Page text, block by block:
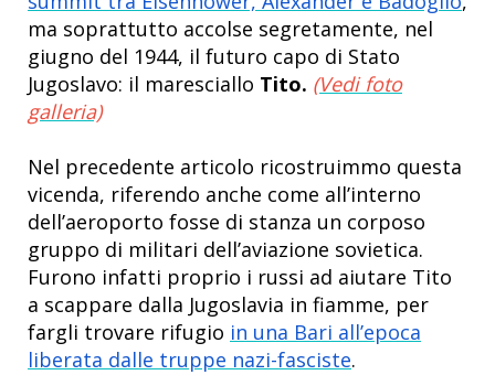
ma soprattutto accolse segretamente, nel
giugno del 1944, il futuro capo di Stato
Jugoslavo: il maresciallo Tito. (Vedi foto
galleria)
Nel precedente articolo ricostruimmo questa
vicenda, riferendo anche come all’interno
dell’aeroporto fosse di stanza un corposo
gruppo di militari dell’aviazione sovietica.
Furono infatti proprio i russi ad aiutare Tito
a scappare dalla Jugoslavia in fiamme, per
fargli trovare rifugio in una Bari all’epoca
liberata dalle truppe nazi-fasciste.